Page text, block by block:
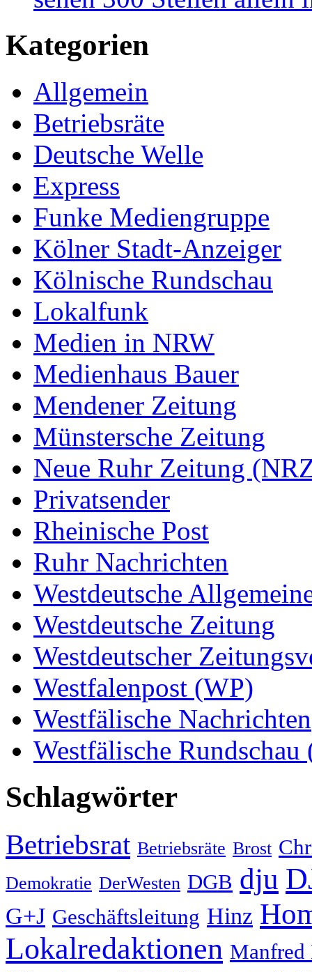
Kategorien
Allgemein
Betriebsräte
Deutsche Welle
Express
Funke Mediengruppe
Kölner Stadt-Anzeiger
Kölnische Rundschau
Lokalfunk
Medien in NRW
Medienhaus Bauer
Mendener Zeitung
Münstersche Zeitung
Neue Ruhr Zeitung
Privatsender
Rheinische Post
Ruhr Nachrichten
Westdeutsche
Westdeutsche Zeitung
Westdeutscher
Westfalenpost (WP)
Westfälische Nachrichten
Westfälische Rundschau
Schlagwörter
Betriebsrat Betriebsräte Brost
Demokratie DerWesten DGB dju
G+J Geschäftsleitung Hinz
Lokalredaktionen Manfred